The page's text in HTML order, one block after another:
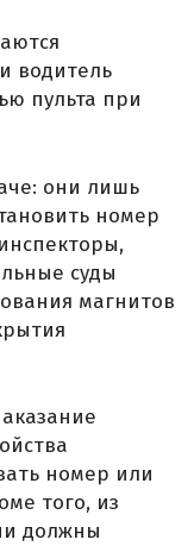
водитель
пульта при
они лишь
номер
суды
магнитов
номер или
того, из
должны